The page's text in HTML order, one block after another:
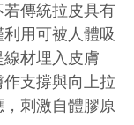
傳統拉皮具有
用可被人體吸
材埋入皮膚
支撐與向上拉
刺激自體膠原